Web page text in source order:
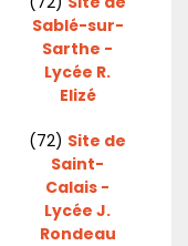
Sablé-sur-
Sarthe -
Lycée R.
Elizé
(72) Site de
Saint-
Calais -
Lycée J.
Rondeau